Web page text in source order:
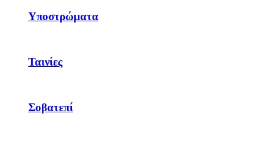
Υποστρώματα
Ταινίες
Σοβατεπί